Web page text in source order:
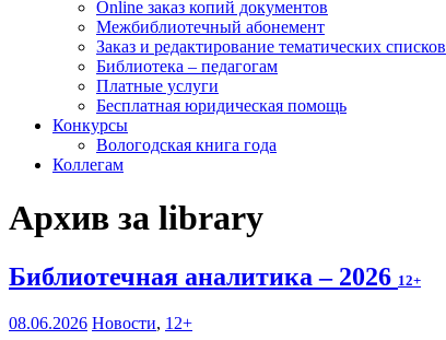
Online заказ копий документов
Межбиблиотечный абонемент
Заказ и редактирование тематических списков
Библиотека – педагогам
Платные услуги
Бесплатная юридическая помощь
Конкурсы
Вологодская книга года
Коллегам
Архив за library
Библиотечная аналитика – 2026 12+
08.06.2026 Новости, 12+